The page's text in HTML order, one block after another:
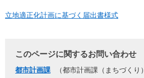
立地適正化計画に基づく届出書様式
このページに関するお問い合わせ
都市計画課
都市計画課（まちづくり）